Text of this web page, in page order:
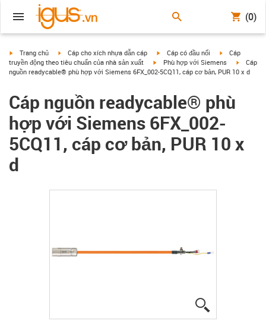
(0)
igus-icon-arrow-right
Trang chủ igus-icon-arrow-right
Cáp cho xích nhựa dẫn cáp igus-icon-arrow-right
Cáp có đầu nối igus-icon-
Cáp
truyền động theo tiêu chuẩn của nhà sản xuất
igus-icon-arrow-right
Phù hợp với Siemens igus-
Cáp
nguồn readycable® phù hợp với Siemens 6FX_002-5CQ11, cáp cơ bản, PUR 10 x d
Cáp nguồn readycable® phù
hợp với Siemens 6FX_002-
5CQ11, cáp cơ bản, PUR 10 x
d